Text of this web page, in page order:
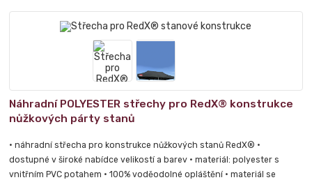
Náhradní POLYESTER střechy pro RedX® konstrukce
nůžkových párty stanů
• náhradní střecha pro konstrukce nůžkových stanů RedX® •
dostupné v široké nabídce velikostí a barev • materiál: polyester s
vnitřním PVC potahem • 100% voděodolné opláštění • materiál se